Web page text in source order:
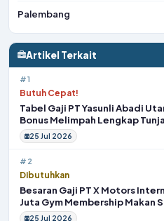
Palembang
Artikel Terkait
#1
Butuh Cepat!
Tabel Gaji PT Yasunli Abadi
Bonus Melimpah Lengkap
25 Jul 2026
#2
Dibutuhkan
Besaran Gaji PT X Motors
Juta Gym Membership Makan
25 Jul 2026